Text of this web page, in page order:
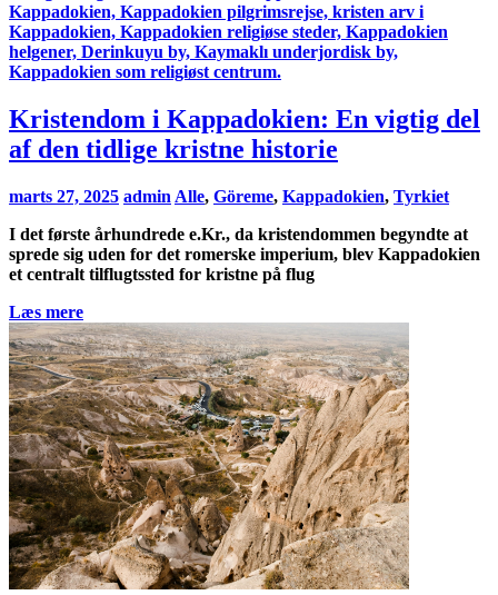
Kristendom i Kappadokien: En vigtig del
af den tidlige kristne historie
marts 27, 2025 admin Alle, Göreme, Kappadokien, Tyrkiet
I det første århundrede e.Kr., da kristendommen begyndte at
sprede sig uden for det romerske imperium, blev Kappadokien
et centralt tilflugtssted for kristne på flug
Læs mere